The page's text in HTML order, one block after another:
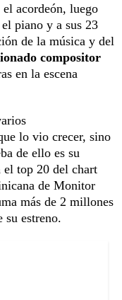
acordeón, luego
piano y a sus 23
de la música y del
compositor
en la escena
lo vio crecer, sino
de ello es su
el top 20 del chart
de Monitor
más de 2 millones
su estreno.